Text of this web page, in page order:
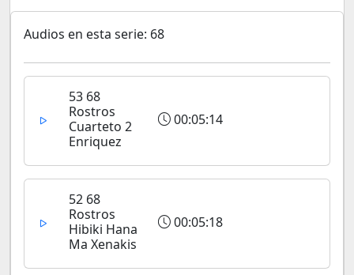
Audios en esta serie: 68
53 68
Rostros
Cuarteto 2
Enriquez
00:05:14
52 68
Rostros
Hibiki Hana
Ma Xenakis
00:05:18